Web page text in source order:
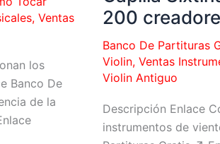
, Ventas
los
Banco De
de la
200
Banco De Partituras
Violin, Ventas
Violin Antiguo
Descripción Enlace
instrumentos de